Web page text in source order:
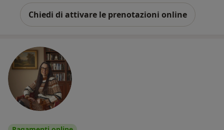
Chiedi di attivare le prenotazioni online